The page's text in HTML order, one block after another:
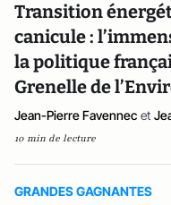
Transition
canicule :
la politique
Grenelle de
Jean-Pierre Favennec et
10 min de lecture
GRANDES GAGNANTES